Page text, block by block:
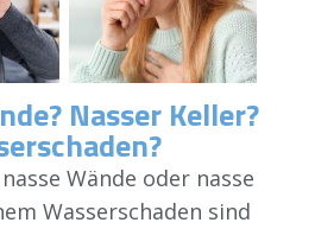
Nasser Keller?
Wände oder nasse
Wasserschaden sind